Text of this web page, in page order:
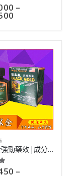
5 –
美國黑金強勁藥效|成分溫和不刺激|吸收快無副作用|16顆
5 –